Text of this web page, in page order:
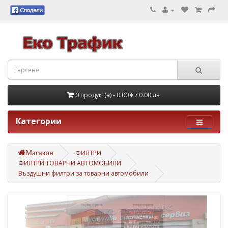
0 продукт(а) - 0.00 €/ 0.00 лв.
Категории
Магазин
ФИЛТРИ
ФИЛТРИ ТОВАРНИ АВТОМОБИЛИ
Въздушни филтри за товарни автомобили